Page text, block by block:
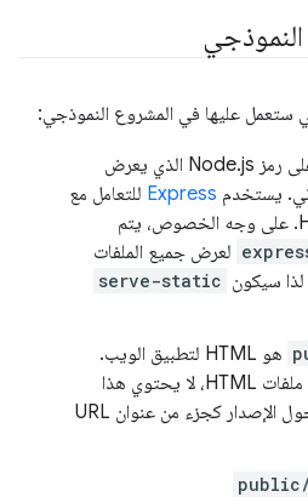
ستعمل عليها في المشروع النموذجي:
على رمز Node.js الذي يعرض
يستخدم Express للتعامل مع
طلبات واستجابات HTTP. على وجه الخصوص، يتم
لعرض جميع الملفات
لذا سيكون serve-static
هو HTML لتطبيق الويب.
وكما هو الحال مع معظم ملفات HTML، لا يحتوي هذا
الملف على أي معلومات حول الإصدار كجزء من عنوان URL